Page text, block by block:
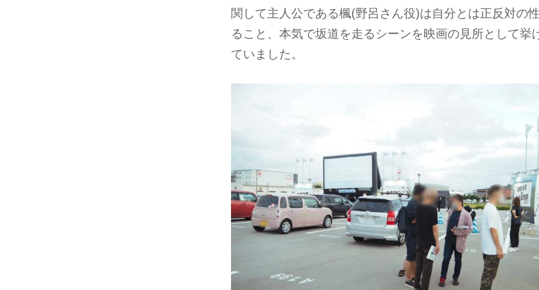
関して主人公である楓(野呂さん役)は自分とは正反対の
ること、本気で坂道を走るシーンを映画の見所として挙
ていました。